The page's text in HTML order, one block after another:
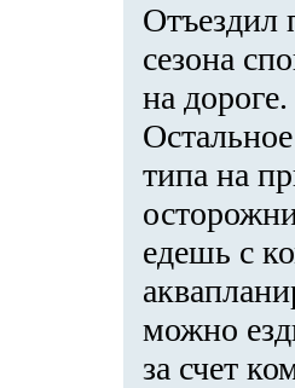
Отъездил
сезона
на
типа на
едешь с
можно
за счет